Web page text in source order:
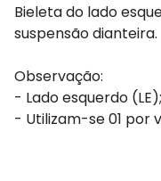
Bieleta do lado
suspensão dianteira.
Observação:
- Lado esquerdo (LE);
- Utilizam-se 01 por